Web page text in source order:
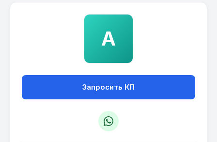
A
Запросить КП